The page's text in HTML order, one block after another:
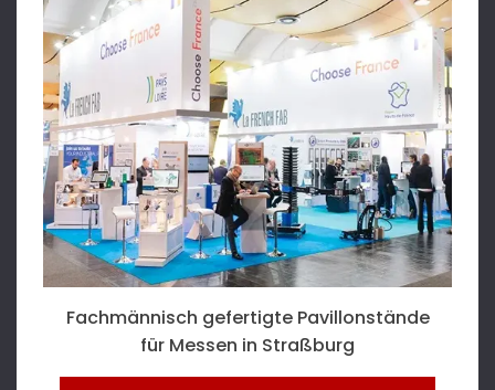
Fachmännisch gefertigte Pavillonstände
für Messen in Straßburg